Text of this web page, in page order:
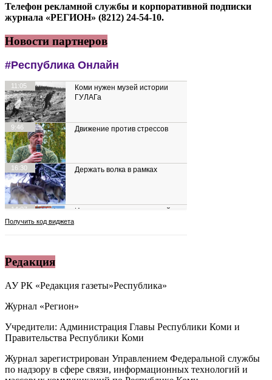
Телефон рекламной службы и корпоративной подписки
журнала «РЕГИОН» (8212) 24-54-10.
Новости партнеров
Редакция
АУ РК «Редакция газеты»Республика»
Журнал «Регион»
Учредители: Администрация Главы Республики Коми и
Правительства Республики Коми
Журнал зарегистрирован Управлением Федеральной службы
по надзору в сфере связи, информационных технологий и